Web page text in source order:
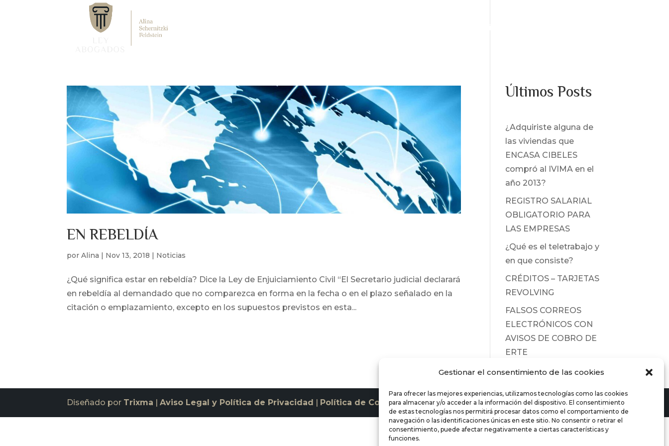
Gestionar el consentimiento de las cookies
Para ofrecer las mejores experiencias, utilizamos tecnologías como las cookies
para almacenar y/o acceder a la información del dispositivo. El consentimiento
de estas tecnologías nos permitirá procesar datos como el comportamiento de
navegación o las identificaciones únicas en este sitio. No consentir o retirar el
consentimiento, puede afectar negativamente a ciertas características y
funciones.
Servicios
EN REBELDÍA
porAlina | Nov 13, 2018 | Noticias
¿Qué significa estar en rebeldía? Dice la Ley de Enjuiciamiento Civil “El Secretario judicial declarará
en rebeldía al demandado que no comparezca en forma en la fecha o en el plazo señalado en la
citación o emplazamiento, excepto en los supuestos previstos en esta...
Últimos Posts
¿Adquiriste alguna de
las viviendas que
ENCASA CIBELES
compró al IVIMA en el
año 2013?
REGISTRO SALARIAL
OBLIGATORIO PARA
LAS EMPRESAS
¿Qué es el teletrabajo y
en que consiste?
CRÉDITOS – TARJETAS
REVOLVING
FALSOS CORREOS
ELECTRÓNICOS CON
AVISOS DE COBRO DE
ERTE
Diseñado por Trixma |Aviso Legal y Política de Privacidad | Política de Cookies